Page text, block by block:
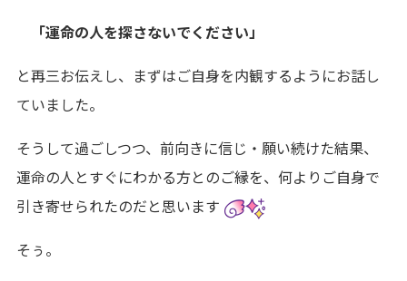
「運命の人を探さないでください」
と再三お伝えし、まずはご自身を内観するようにお話し
ていました。
そうして過ごしつつ、前向きに信じ・願い続けた結果、
運命の人とすぐにわかる方とのご縁を、何よりご自身で
引き寄せられたのだと思います
そぅ。